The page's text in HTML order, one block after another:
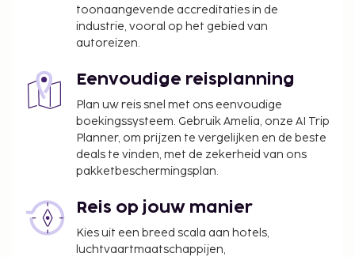
In deze accommodatie zijn huisdieren en
toonaangevende accreditaties in de
industrie, vooral op het gebied van
autoreizen.
Eenvoudige reisplanning
Plan uw reis snel met ons eenvoudige
boekingssysteem. Gebruik Amelia, onze AI Trip
Planner, om prijzen te vergelijken en de beste
deals te vinden, met de zekerheid van ons
pakketbeschermingsplan.
Reis op jouw manier
Kies uit een breed scala aan hotels,
luchtvaartmaatschappijen,